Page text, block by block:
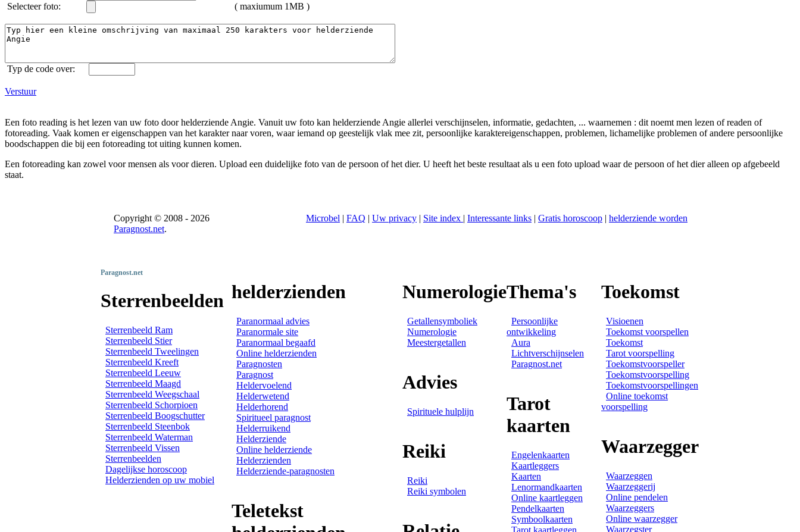
Selecteer foto:
( maxiumum 1MB )
Typ de code over:
Verstuur
Een foto reading is het lezen van uw foto door helderziende Angie. Vanuit uw foto kan helderziende Angie allerlei verschijnselen, informatie, gedachten, ... waarnemen : dit noemt men lezen of readen of
fotoreading. Vaak komen er eigenschappen van het karakter naar voren, waar iemand op geestelijk vlak mee zit, persoonlijke karaktereigenschappen, problemen, lichamelijke problemen of andere persoonlijke
boodschappen die bij een fotoreading tot uiting kunnen komen.
Een fotoreading kan zowel voor mensen als voor dieren. Upload een duidelijke foto van de persoon of het dier. U heeft het beste resultaat als u een foto upload waar de persoon of het dier alleen op afgebeeld
staat.
Copyright © 2008 - 2026
Paragnost.net.
Microbel | FAQ | Uw privacy | Site index | Interessante links | Gratis horoscoop | helderziende worden
Paragnost.net
Sterrenbeelden
Sterrenbeeld Ram
Sterrenbeeld Stier
Sterrenbeeld Tweelingen
Sterrenbeeld Kreeft
Sterrenbeeld Leeuw
Sterrenbeeld Maagd
Sterrenbeeld Weegschaal
Sterrenbeeld Schorpioen
Sterrenbeeld Boogschutter
Sterrenbeeld Steenbok
Sterrenbeeld Waterman
Sterrenbeeld Vissen
Sterrenbeelden
Dagelijkse horoscoop
Helderzienden op uw mobiel
helderzienden
Paranormaal advies
Paranormale site
Paranormaal begaafd
Online helderzienden
Paragnosten
Paragnost
Heldervoelend
Helderwetend
Helderhorend
Spiritueel paragnost
Helderruikend
Helderziende
Online helderziende
Helderzienden
Helderziende-paragnosten
Teletekst
Numerologie
Getallensymboliek
Numerologie
Meestergetallen
Advies
Spirituele hulplijn
Reiki
Reiki
Reiki symbolen
Thema's
Persoonlijke
ontwikkeling
Aura
Lichtverschijnselen
Paragnost.net
Tarot
kaarten
Engelenkaarten
Kaartleggers
Kaarten
Lenormandkaarten
Online kaartleggen
Pendelkaarten
Symboolkaarten
Tarot kaartleggen
Toekomst
Visioenen
Toekomst voorspellen
Toekomst
Tarot voorspelling
Toekomstvoorspeller
Toekomstvoorspelling
Toekomstvoorspellingen
Online toekomst
voorspelling
Waarzegger
Waarzeggen
Waarzeggerij
Online pendelen
Waarzeggers
Online waarzegger
Waarzegster